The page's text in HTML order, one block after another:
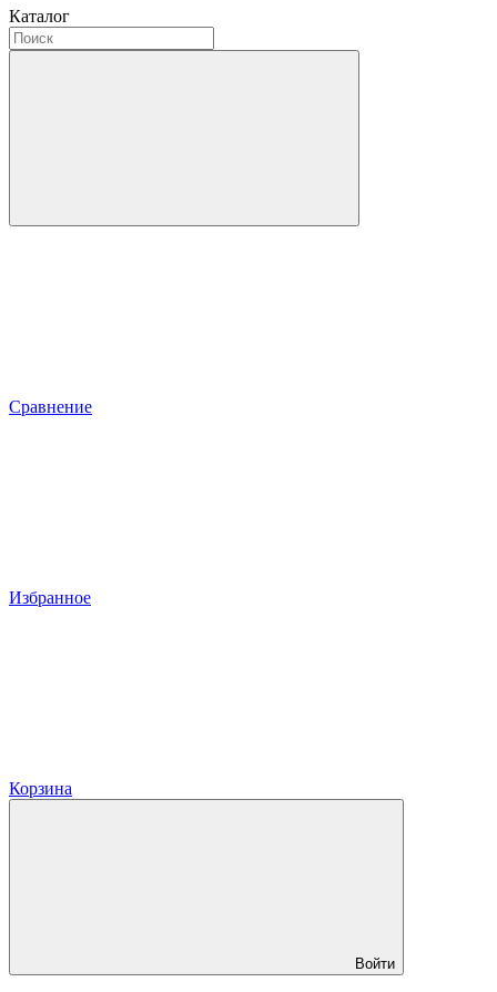
Каталог
Сравнение
Избранное
Корзина
Войти